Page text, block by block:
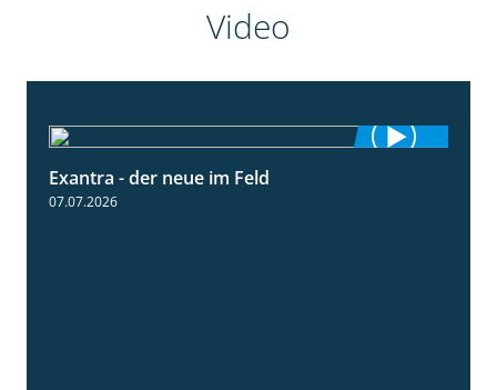
Video
Exantra - der neue im Feld
07.07.2026